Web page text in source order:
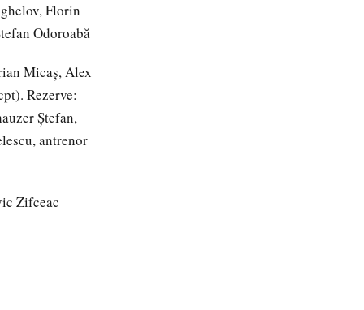
Florin
Odoroabă
Micaș, Alex
Rezerve:
Ștefan,
antrenor
Zifceac